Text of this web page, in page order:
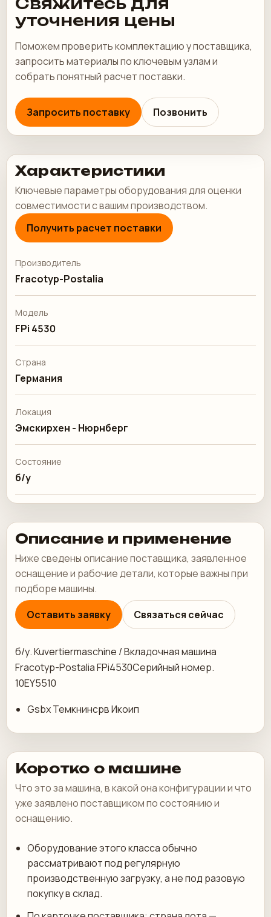
уточнения цены
Поможем проверить комплектацию у поставщика,
запросить материалы по ключевым узлам и
собрать понятный расчет поставки.
Запросить поставку Позвонить
Характеристики
Ключевые параметры оборудования для оценки
совместимости с вашим производством.
Получить расчет поставки
Производитель
Fracotyp-Postalia
Модель
FPi 4530
Страна
Германия
Локация
Эмскирхен - Нюрнберг
Состояние
б/у
Описание и применение
Ниже сведены описание поставщика, заявленное
оснащение и рабочие детали, которые важны при
подборе машины.
Оставить заявку
Связаться сейчас
б/у. Kuvertiermaschine / Вкладочная машина
Fracotyp-Postalia FPi4530Серийный номер.
10EY5510
Gsbx Темкнинсрв Икоип
Коротко о машине
Что это за машина, в какой она конфигурации и что
уже заявлено поставщиком по состоянию и
оснащению.
Оборудование этого класса обычно
рассматривают под регулярную
производственную загрузку, а не под разовую
покупку в склад.